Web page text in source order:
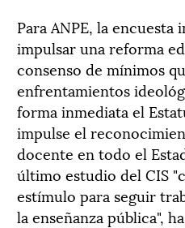
Para ANPE, la encuesta
impulsar una reforma
consenso de mínimos
enfrentamientos
forma inmediata el
impulse el
docente en todo el
último estudio del CIS
estímulo para seguir
la enseñanza pública",